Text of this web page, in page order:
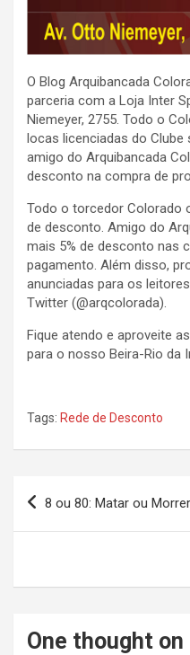
O Blog Arquibancada
parceria com a Loja Inter
Niemeyer, 2755. Todo o
locas licenciadas do
amigo do Arquibancada
desconto na compra de
Todo o torcedor Colorado
de desconto. Amigo do
mais 5% de desconto nas
pagamento. Além disso,
anunciadas para os
Twitter (@arqcolorada).
Fique atendo e aproveite
para o nosso Beira-Rio da
Tags: Rede de Desconto
Navegação
8 ou 80: Matar ou
One thought on